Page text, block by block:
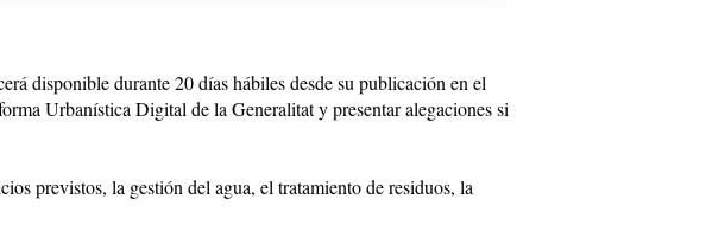
disponible durante 20 días hábiles desde su publicación en el
Urbanística Digital de la Generalitat y presentar alegaciones si
previstos, la gestión del agua, el tratamiento de residuos, la